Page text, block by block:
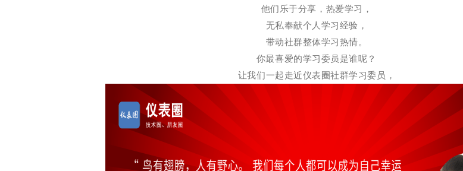
他们乐于分享，热爱学习，
无私奉献个人学习经验，
带动社群整体学习热情。
你最喜爱的学习委员是谁呢？
让我们一起走近仪表圈社群学习委员，